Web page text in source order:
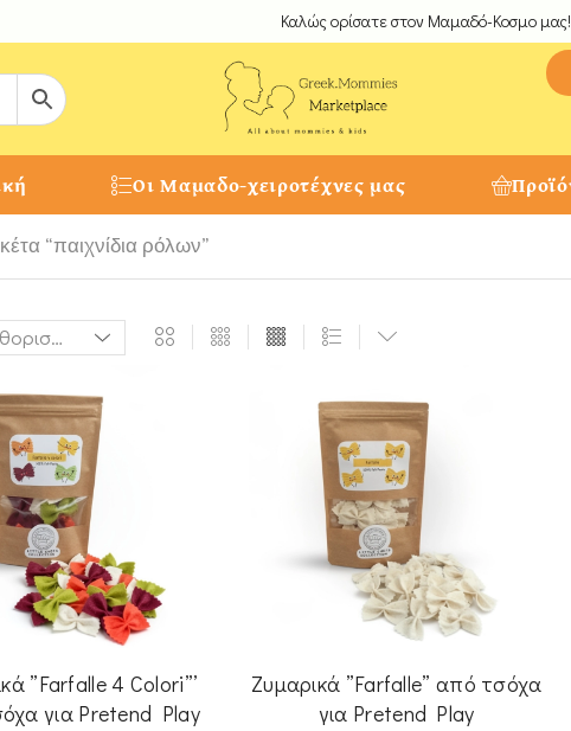
Καλώς ορίσατε στον Μαμαδό-Κοσμο μας!
Οι Μαμαδο-χειροτέχνες μας
“παιχνίδια ρόλων”
”Farfalle 4 Colori”’
για Pretend Play
Ζυμαρικά ”Farfalle” από τσόχα
για Pretend Play